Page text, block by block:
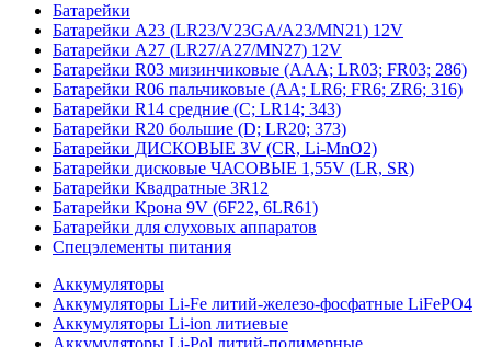
Батарейки
Батарейки A23 (LR23/V23GA/A23/MN21) 12V
Батарейки A27 (LR27/A27/MN27) 12V
Батарейки R03 мизинчиковые (AAA; LR03; FR03; 286)
Батарейки R06 пальчиковые (AA; LR6; FR6; ZR6; 316)
Батарейки R14 средние (C; LR14; 343)
Батарейки R20 большие (D; LR20; 373)
Батарейки ДИСКОВЫЕ 3V (CR, Li-MnO2)
Батарейки дисковые ЧАСОВЫЕ 1,55V (LR, SR)
Батарейки Квадратные 3R12
Батарейки Крона 9V (6F22, 6LR61)
Батарейки для слуховых аппаратов
Спецэлементы питания
Аккумуляторы
Аккумуляторы Li-Fe литий-железо-фосфатные LiFePO4
Аккумуляторы Li-ion литиевые
Аккумуляторы Li-Pol литий-полимерные